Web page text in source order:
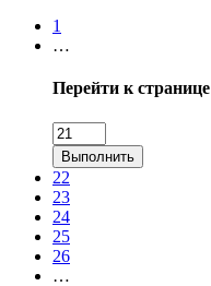
1
…
Перейти к странице
Выполнить
22
23
24
25
26
…